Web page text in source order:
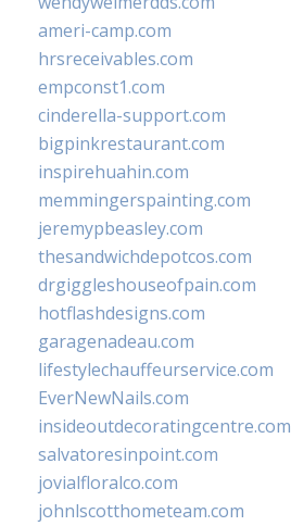
ameri-camp.com
hrsreceivables.com
empconst1.com
cinderella-support.com
bigpinkrestaurant.com
inspirehuahin.com
memmingerspainting.com
jeremypbeasley.com
thesandwichdepotcos.com
drgiggleshouseofpain.com
hotflashdesigns.com
garagenadeau.com
lifestylechauffeurservice.com
EverNewNails.com
insideoutdecoratingcentre.com
salvatoresinpoint.com
jovialfloralco.com
johnlscotthometeam.com